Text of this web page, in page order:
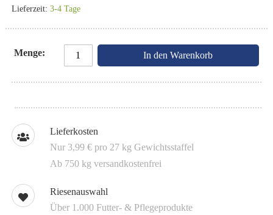
Lieferzeit:3-4 Tage
Menge In den Warenkorb
Lieferkosten
Nur 3,99 € pro 27 kg Gewichtsstaffel
Ab 750 kg versandkostenfrei
Riesenauswahl
Über 1.000 Futter- & Pflegeprodukte